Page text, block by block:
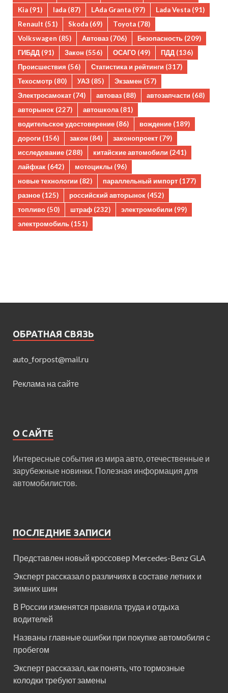
Kia (91) lada (87) LAda Granta (97) Lada Vesta (91)
Renault (51) Skoda (69) Toyota (78)
Volkswagen (85) Автоваз (706) Безопасность (209)
ГИБДД (91) Закон (556) ОСАГО (49) ПДД (136)
Происшествия (56) Статистика и рейтинги (317)
Техосмотр (80) УАЗ (85) Экзамен (57)
Электросамокат (74) автоваз (88) автозапчасти (68)
авторынок (227) автошкола (81)
водительское удостоверение (86) вождение (189)
дороги (156) закон (84) законопроект (79)
исследование (288) китайские автомобили (241)
лайфхак (642) мотоциклы (96)
новые технологии (82) параллельный импорт (177)
разное (125) российский авторынок (452)
топливо (50) штраф (232) электромобили (99)
электромобиль (151)
ОБРАТНАЯ СВЯЗЬ
auto_forpost@mail.ru
Реклама на сайте
О САЙТЕ
Интересные события из мира авто, отечественные и
зарубежные новинки. Полезная информация для
автомобилистов.
ПОСЛЕДНИЕ ЗАПИСИ
Представлен новый кроссовер Mercedes-Benz GLA
Эксперт рассказал о различиях в составе летних и
зимних шин
В России изменятся правила труда и отдыха
водителей
Названы главные ошибки при покупке автомобиля с
пробегом
Эксперт рассказал, как понять, что тормозные
колодки требуют замены